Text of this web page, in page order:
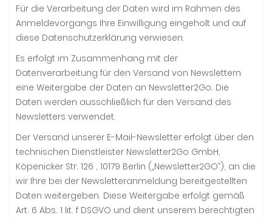
Für die Verarbeitung der Daten wird im Rahmen des
Anmeldevorgangs Ihre Einwilligung eingeholt und auf
diese Datenschutzerklärung verwiesen.
Es erfolgt im Zusammenhang mit der
Datenverarbeitung für den Versand von Newslettern
eine Weitergabe der Daten an Newsletter2Go. Die
Daten werden ausschließlich für den Versand des
Newsletters verwendet.
Der Versand unserer E-Mail-Newsletter erfolgt über den
technischen Dienstleister Newsletter2Go GmbH,
Köpenicker Str. 126 , 10179 Berlin („Newsletter2GO“), an die
wir Ihre bei der Newsletteranmeldung bereitgestellten
Daten weitergeben. Diese Weitergabe erfolgt gemäß
Art. 6 Abs. 1 lit. f DSGVO und dient unserem berechtigten